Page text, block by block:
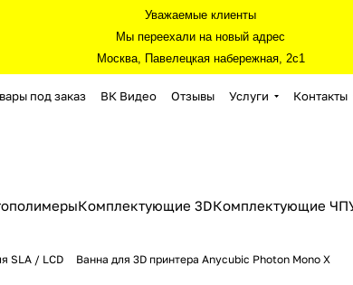
Уважаемые клиенты
Мы переехали на новый адрес
Москва, Павелецкая набережная, 2с1
под заказ ВК Видео Отзывы Услуги Контакты
Комплектующие 3DКомплектующие
SLA / LCD Ванна для 3D принтера Anycubic Photon Mono X